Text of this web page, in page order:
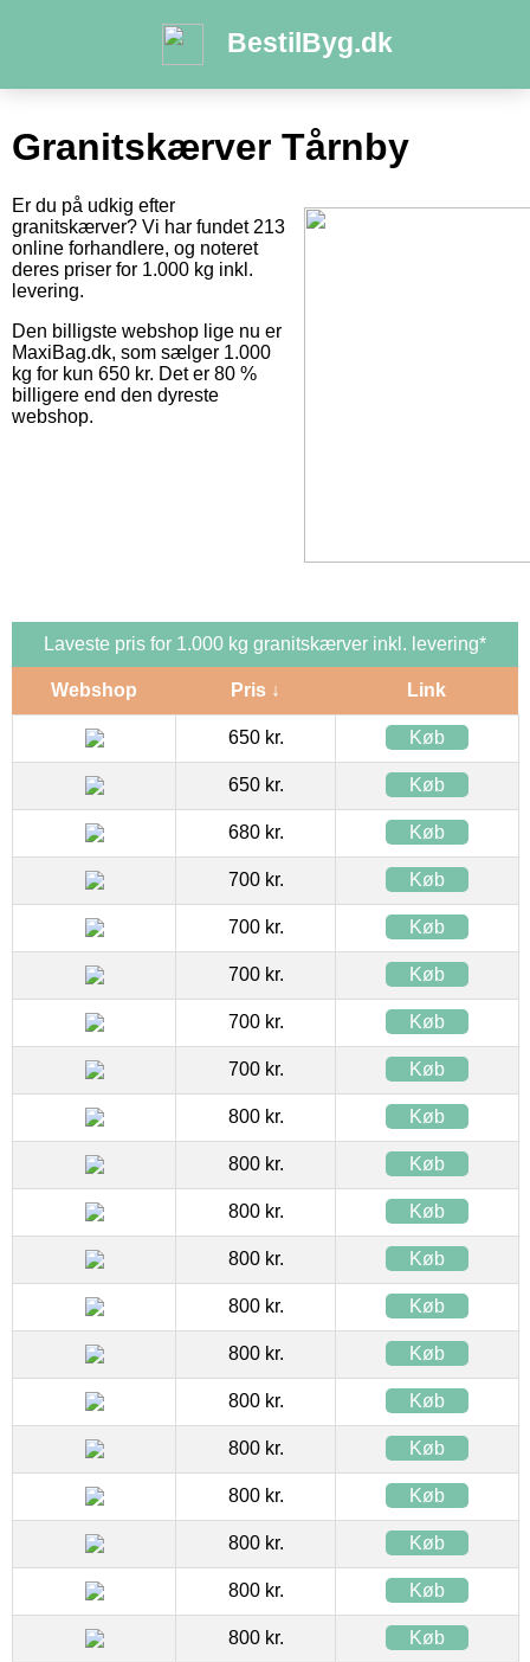
BestilByg.dk
Granitskærver Tårnby
Er du på udkig efter
granitskærver? Vi har fundet 213
online forhandlere, og noteret
deres priser for 1.000 kg inkl.
levering.
Den billigste webshop lige nu er
MaxiBag.dk, som sælger 1.000
kg for kun 650 kr. Det er 80 %
billigere end den dyreste
webshop.
Laveste pris for 1.000 kg granitskærver inkl. levering*
Webshop Pris ↓ Link
650 kr. Køb
650 kr. Køb
680 kr. Køb
700 kr. Køb
700 kr. Køb
700 kr. Køb
700 kr. Køb
700 kr. Køb
800 kr. Køb
800 kr. Køb
800 kr. Køb
800 kr. Køb
800 kr. Køb
800 kr. Køb
800 kr. Køb
800 kr. Køb
800 kr. Køb
800 kr. Køb
800 kr. Køb
800 kr. Køb